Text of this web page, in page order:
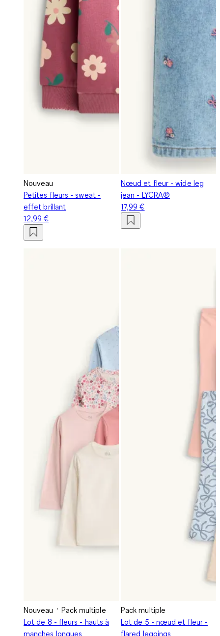
Nouveau
Petites fleurs - sweat -
effet brillant
12,99 €
Nœud et fleur - wide leg
jean - LYCRA®
17,99 €
Nouveau
Pack multiple
Lot de 8 - fleurs - hauts à
manches longues
Pack multiple
Lot de 5 - nœud et fleur -
flared leggings